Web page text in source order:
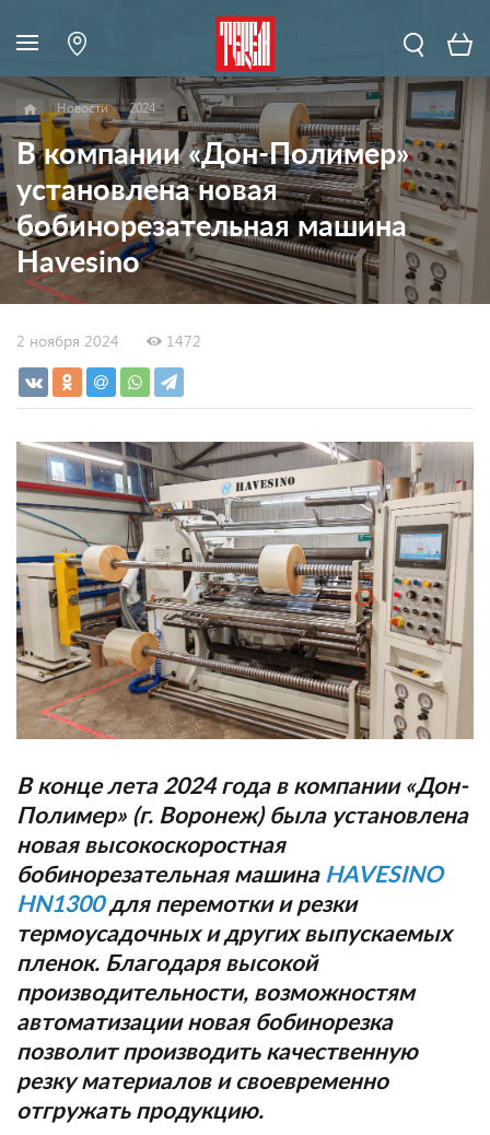
Новости 2024
В компании «Дон-Полимер»
установлена новая
бобинорезательная машина
Havesino
2 ноября 2024 1472
В конце лета 2024 года в компании «Дон-
Полимер» (г. Воронеж) была установлена
новая высокоскоростная
бобинорезательная машина HAVESINO
HN1300для перемотки и резки
термоусадочных и других выпускаемых
пленок. Благодаря высокой
производительности, возможностям
автоматизации новая бобинорезка
позволит производить качественную
резку материалов и своевременно
отгружать продукцию.